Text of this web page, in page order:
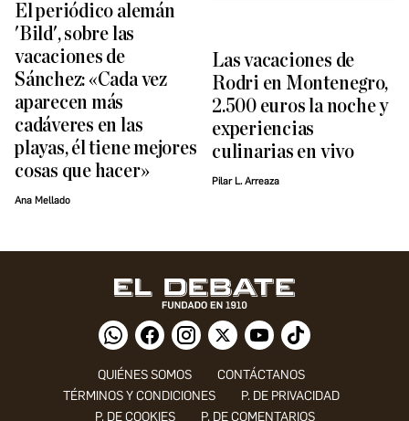
El periódico alemán
'Bild', sobre las
vacaciones de
Sánchez: «Cada vez
aparecen más
cadáveres en las
playas, él tiene mejores
cosas que hacer»
Ana Mellado
Las vacaciones de
Rodri en Montenegro,
2.500 euros la noche y
experiencias
culinarias en vivo
Pilar L. Arreaza
QUIÉNES SOMOS
CONTÁCTANOS
TÉRMINOS Y CONDICIONES
P. DE PRIVACIDAD
P. DE COOKIES
P. DE COMENTARIOS